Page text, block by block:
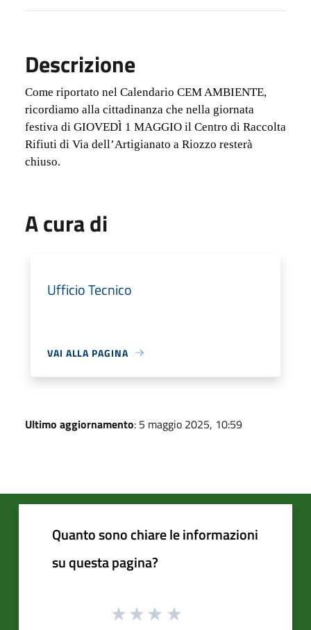
Descrizione
Come riportato nel Calendario CEM AMBIENTE,
ricordiamo alla cittadinanza che nella giornata
festiva di GIOVEDÌ 1 MAGGIO il Centro di Raccolta
Rifiuti di Via dell’Artigianato a Riozzo resterà
chiuso.
A cura di
Ufficio Tecnico
VAI ALLA PAGINA
Ultimo aggiornamento: 5 maggio 2025, 10:59
Quanto sono chiare le informazioni
su questa pagina?